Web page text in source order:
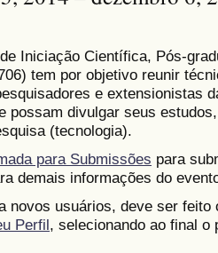
Iniciação Científica, Pós-
tem por objetivo reunir
e extensionistas
possam divulgar seus
(tecnologia).
para Submissões para
demais informações do
novos usuários, deve ser
Perfil, selecionando ao final o